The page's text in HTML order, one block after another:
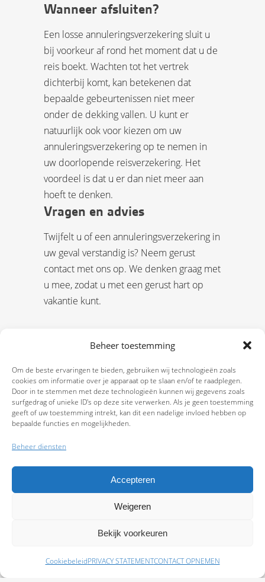
Beheer toestemming
Om de beste ervaringen te bieden, gebruiken wij technologieën zoals
cookies om informatie over je apparaat op te slaan en/of te raadplegen.
Door in te stemmen met deze technologieën kunnen wij gegevens zoals
surfgedrag of unieke ID's op deze site verwerken. Als je geen toestemming
geeft of uw toestemming intrekt, kan dit een nadelige invloed hebben op
bepaalde functies en mogelijkheden.
Beheer diensten
Accepteren
Weigeren
Bekijk voorkeuren
CookiebeleidPRIVACY STATEMENTCONTACT OPNEMEN
Wanneer afsluiten?
Een losse annuleringsverzekering sluit u
bij voorkeur af rond het moment dat u de
reis boekt. Wachten tot het vertrek
dichterbij komt, kan betekenen dat
bepaalde gebeurtenissen niet meer
onder de dekking vallen. U kunt er
natuurlijk ook voor kiezen om uw
annuleringsverzekering op te nemen in
uw doorlopende reisverzekering. Het
voordeel is dat u er dan niet meer aan
hoeft te denken.
Vragen en advies
Twijfelt u of een annuleringsverzekering in
uw geval verstandig is? Neem gerust
contact met ons op. We denken graag met
u mee, zodat u met een gerust hart op
vakantie kunt.
Schade melden Afspraak maken Polissen